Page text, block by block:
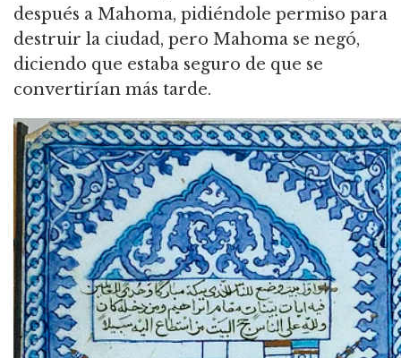
después a Mahoma, pidiéndole permiso para
destruir la ciudad, pero Mahoma se negó,
diciendo que estaba seguro de que se
convertirían más tarde.